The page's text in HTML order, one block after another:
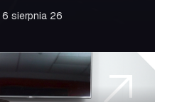
sierpnia 26
Darren Wright pomaga